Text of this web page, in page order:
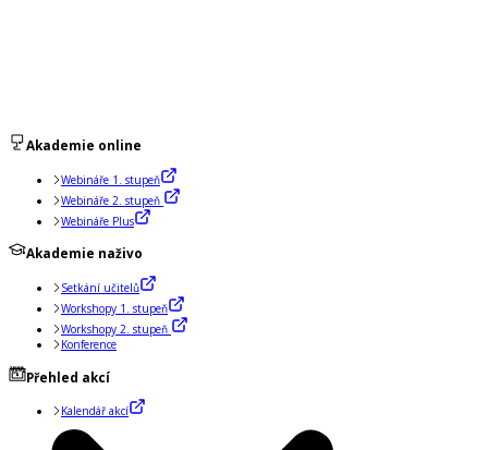
Akademie online
Webináře 1. stupeň
Webináře 2. stupeň
Webináře Plus
Akademie naživo
Setkání učitelů
Workshopy 1. stupeň
Workshopy 2. stupeň
Konference
Přehled akcí
Kalendář akcí